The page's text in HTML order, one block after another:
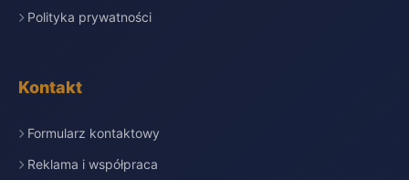
Polityka prywatności
Kontakt
Formularz kontaktowy
Reklama i współpraca